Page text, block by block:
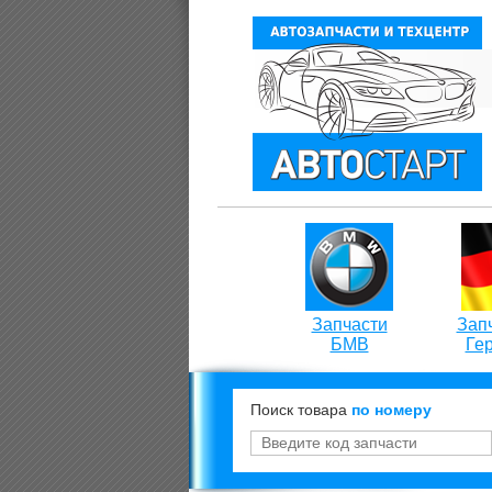
Запчасти
БМВ
Поиск товара по номеру